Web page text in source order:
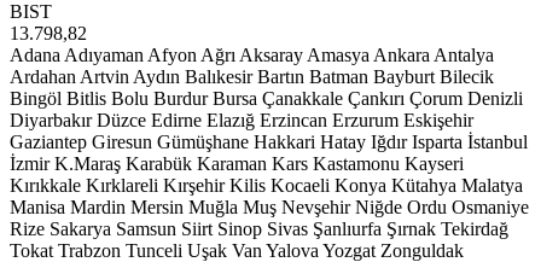
BIST
13.798,82
Adana Adıyaman Afyon Ağrı Aksaray Amasya Ankara Antalya
Ardahan Artvin Aydın Balıkesir Bartın Batman Bayburt Bilecik
Bingöl Bitlis Bolu Burdur Bursa Çanakkale Çankırı Çorum Denizli
Diyarbakır Düzce Edirne Elazığ Erzincan Erzurum Eskişehir
Gaziantep Giresun Gümüşhane Hakkari Hatay Iğdır Isparta İstanbul
İzmir K.Maraş Karabük Karaman Kars Kastamonu Kayseri
Kırıkkale Kırklareli Kırşehir Kilis Kocaeli Konya Kütahya Malatya
Manisa Mardin Mersin Muğla Muş Nevşehir Niğde Ordu Osmaniye
Rize Sakarya Samsun Siirt Sinop Sivas Şanlıurfa Şırnak Tekirdağ
Tokat Trabzon Tunceli Uşak Van Yalova Yozgat Zonguldak